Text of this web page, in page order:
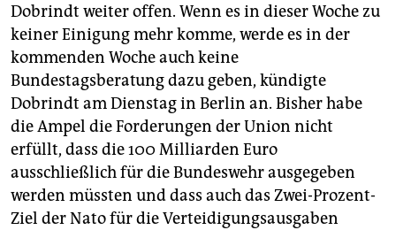
Dobrindt weiter offen. Wenn es in dieser Woche zu
keiner Einigung mehr komme, werde es in der
kommenden Woche auch keine
Bundestagsberatung dazu geben, kündigte
Dobrindt am Dienstag in Berlin an. Bisher habe
die Ampel die Forderungen der Union nicht
erfüllt, dass die 100 Milliarden Euro
ausschließlich für die Bundeswehr ausgegeben
werden müssten und dass auch das Zwei-Prozent-
Ziel der Nato für die Verteidigungsausgaben